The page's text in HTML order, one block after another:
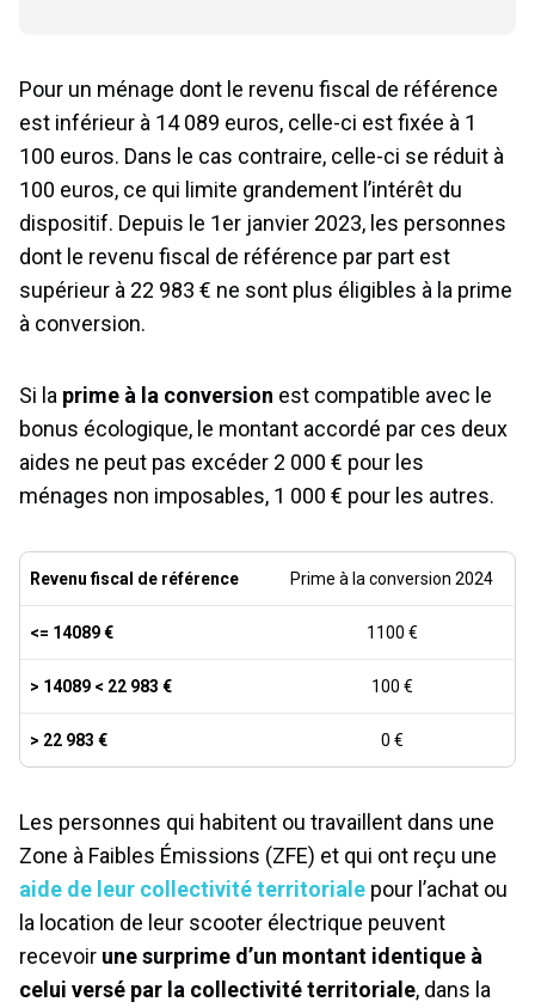
Pour un ménage dont le revenu fiscal de référence
est inférieur à 14 089 euros, celle-ci est fixée à 1
100 euros. Dans le cas contraire, celle-ci se réduit à
100 euros, ce qui limite grandement l’intérêt du
dispositif. Depuis le 1er janvier 2023, les personnes
dont le revenu fiscal de référence par part est
supérieur à 22 983 € ne sont plus éligibles à la prime
à conversion.
Si la prime à la conversion est compatible avec le
bonus écologique, le montant accordé par ces deux
aides ne peut pas excéder 2 000 € pour les
ménages non imposables, 1 000 € pour les autres.
Revenu fiscal de référence Prime à la conversion 2024
<= 14089 € 1100 €
> 14089 < 22 983 € 100 €
> 22 983 € 0 €
Les personnes qui habitent ou travaillent dans une
Zone à Faibles Émissions (ZFE) et qui ont reçu une
aide de leur collectivité territoriale pour l’achat ou
la location de leur scooter électrique peuvent
recevoir une surprime d’un montant identique à
celui versé par la collectivité territoriale, dans la